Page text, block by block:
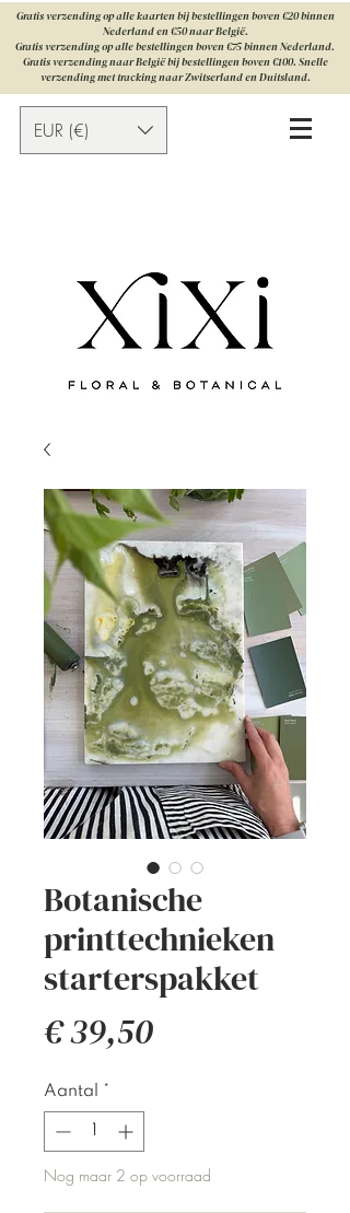
Gratis verzending op alle kaarten bij bestellingen boven €20 binnen
Nederland en €50 naar België.
Gratis verzending op alle bestellingen boven €75 binnen Nederland.
Gratis verzending naar België bij bestellingen boven €100. Snelle
verzending met tracking naar Zwitserland en Duitsland.
EUR (€)
Botanische
printtechnieken
starterspakket
€ 39,50Prijs
Aantal *
Nog maar 2 op voorraad